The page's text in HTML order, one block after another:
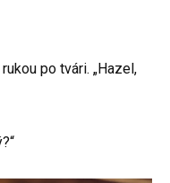
po tvári. „Hazel,